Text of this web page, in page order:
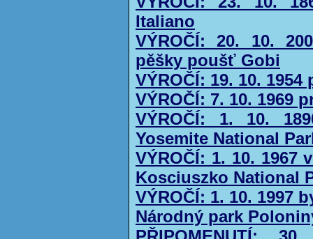
Italiano
VÝROČÍ: 20. 10.
pěšky poušť Gobi
VÝROČÍ: 19. 10.
VÝROČÍ: 7. 10. 1969
VÝROČÍ: 1. 10.
Yosemite National
VÝROČÍ: 1. 10. 1967
Kosciuszko National
VÝROČÍ: 1. 10. 1997
Národný park